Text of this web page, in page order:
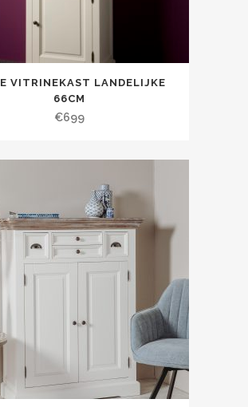
VITRINEKAST LANDELIJKE
66CM
€699